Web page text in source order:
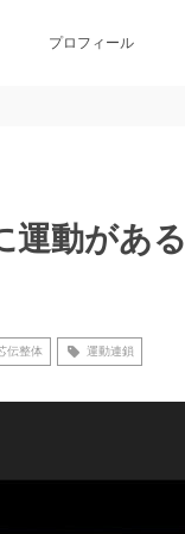
プロフィール
運動がある
伝整体 運動連鎖